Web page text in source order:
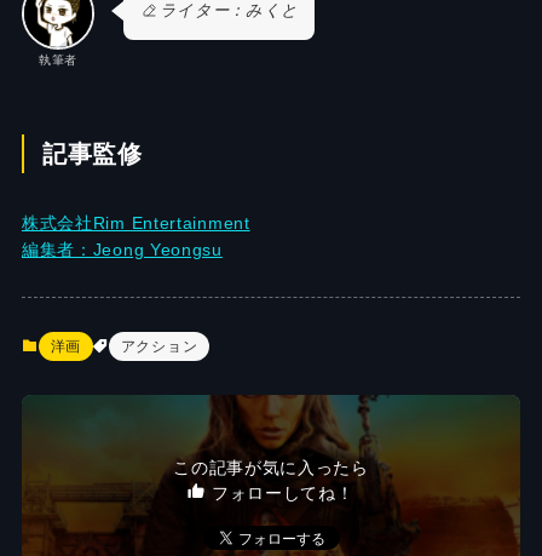
執筆者
ライター：みくと
記事監修
株式会社Rim Entertainment
編集者：Jeong Yeongsu
洋画 アクション
この記事が気に入ったら
フォローしてね！